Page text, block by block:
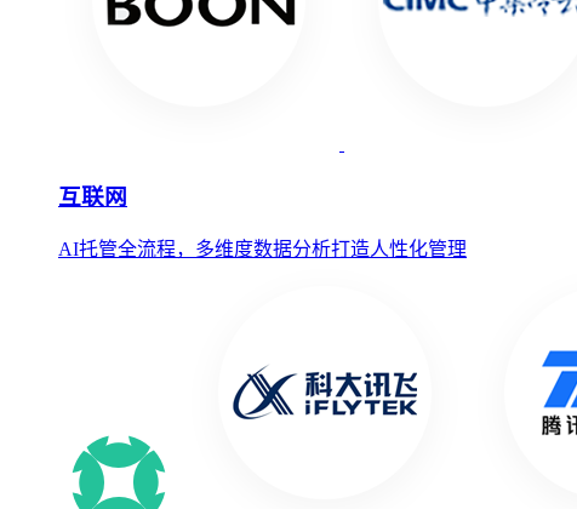
互联网
AI托管全流程，多维度数据分析打造人性化管理